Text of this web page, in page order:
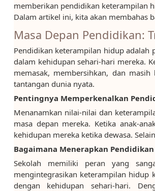
memberikan pendidikan keterampilan
Dalam artikel ini, kita akan membahas
Masa Depan Pendidikan:
Pendidikan keterampilan hidup adalah
dalam kehidupan sehari-hari mereka.
memasak, membersihkan, dan
tantangan dunia nyata.
Pentingnya Memperkenalkan
Menanamkan nilai-nilai dan
masa depan mereka. Ketika anak-
kehidupan mereka ketika dewasa.
Bagaimana Menerapkan
Sekolah memiliki peran yang
mengintegrasikan keterampilan hidup
dengan kehidupan sehari-hari.